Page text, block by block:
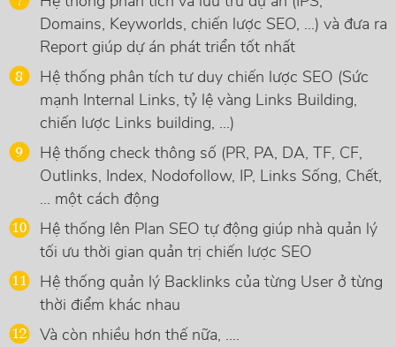
Domains, Keyworlds, chiến lược SEO, ...) và đưa ra
Report giúp dự án phát triển tốt nhất
Hệ thống phân tích tư duy chiến lược SEO (Sức
mạnh Internal Links, tỷ lệ vàng Links Building,
chiến lược Links building, ...)
Hệ thống check thông số (PR, PA, DA, TF, CF,
Outlinks, Index, Nodofollow, IP, Links Sống, Chết,
... một cách động
Hệ thống lên Plan SEO tự động giúp nhà quản lý
tối ưu thời gian quản trị chiến lược SEO
Hệ thống quản lý Backlinks của từng User ở từng
thời điểm khác nhau
Và còn nhiều hơn thế nữa, ....